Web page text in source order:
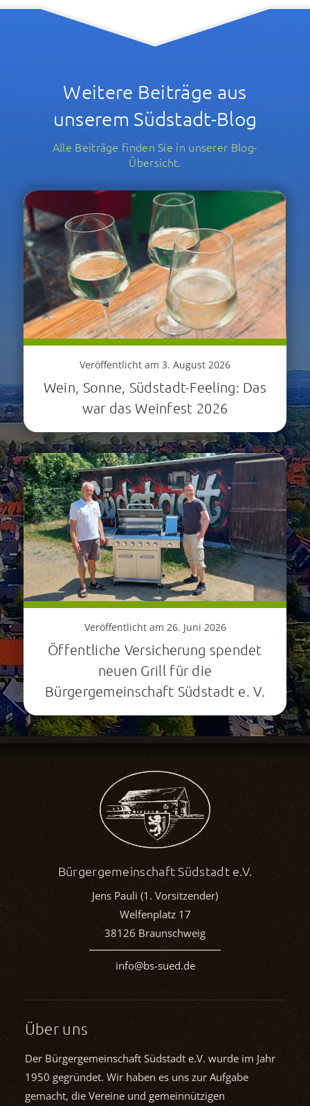
Weitere Beiträge aus
unserem Südstadt-Blog
Alle Beiträge finden Sie in unserer Blog-
Übersicht.
Veröffentlicht am 3. August 2026
Wein, Sonne, Südstadt-Feeling: Das
war das Weinfest 2026
Veröffentlicht am 26. Juni 2026
Öffentliche Versicherung spendet
neuen Grill für die
Bürgergemeinschaft Südstadt e. V.
Bürgergemeinschaft Südstadt e.V.
Jens Pauli (1. Vorsitzender)
Welfenplatz 17
38126 Braunschweig
info@bs-sued.de
Über uns
Der Bürgergemeinschaft Südstadt e.V. wurde im Jahr
1950 gegründet. Wir haben es uns zur Aufgabe
gemacht, die Vereine und gemein­nützigen